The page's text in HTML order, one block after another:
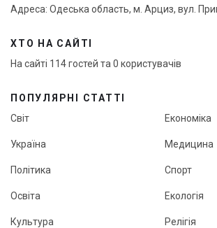
Адреса: Одеська область, м. Арциз, вул.
ХТО НА САЙТІ
На сайті 114 гостей та 0 користувачів
ПОПУЛЯРНІ СТАТТІ
Світ
Україна
Політика
Освіта
Культура
Економіка
Медицина
Спорт
Екологія
Релігія